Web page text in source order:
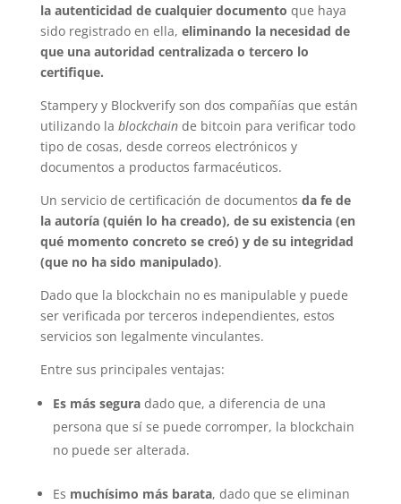
la autenticidad de cualquier documento que haya
sido registrado en ella, eliminando la necesidad de
que una autoridad centralizada o tercero lo
certifique.
Stampery y Blockverify son dos compañías que están
utilizando la blockchainde bitcoin para verificar todo
tipo de cosas, desde correos electrónicos y
documentos a productos farmacéuticos.
Un servicio de certificación de documentos da fe de
la autoría (quién lo ha creado), de su existencia (en
qué momento concreto se creó) y de su integridad
(que no ha sido manipulado).
Dado que la blockchain no es manipulable y puede
ser verificada por terceros independientes, estos
servicios son legalmente vinculantes.
Entre sus principales ventajas:
Es más seguradado que, a diferencia de una
persona que sí se puede corromper, la blockchain
no puede ser alterada.
Es muchísimo más barata, dado que se eliminan